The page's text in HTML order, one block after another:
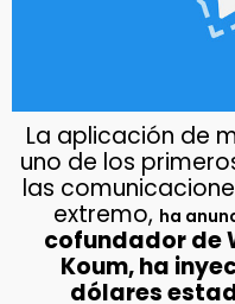
La aplicación de
uno de los
las
extremo, ha
cofundador de
Koum, ha
dólares